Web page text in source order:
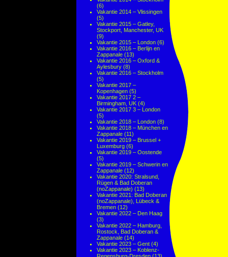
(6)
Vakantie 2014 – Vlissingen
(5)
Vakantie 2015 – Gatley,
Stockport, Manchester, UK
(9)
Vakantie 2015 – London (6)
Vakantie 2016 – Berlijn en
Zappanale (13)
Vakantie 2016 – Oxford &
Aylesbury (8)
Vakantie 2016 – Stockholm
(5)
Vakantie 2017 –
Kopenhagen (5)
Vakantie 2017 2 –
Birmingham, UK (4)
Vakantie 2017 3 – London
(5)
Vakantie 2018 – London (8)
Vakantie 2018 – München en
Zappanale (11)
Vakantie 2019 – Brussel +
Luxemburg (6)
Vakantie 2019 – Oostende
(5)
Vakantie 2019 – Schwerin en
Zappanale (12)
Vakantie 2020: Stralsund,
Rügen & Bad Doberan
(noZappanale) (13)
Vakantie 2021: Bad Doberan
(noZappanale), Lübeck &
Bremen (12)
Vakantie 2022 – Den Haag
(3)
Vakantie 2022 – Hamburg,
Rostock, Bad Doberan &
Zappanale (14)
Vakantie 2023 – Gent (4)
Vakantie 2023 – Koblenz-